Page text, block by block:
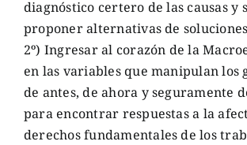
diagnóstico certero de las causas y
proponer alternativas de
2º) Ingresar al corazón de la
en las variables que manipulan los
de antes, de ahora y seguramente
para encontrar respuestas a la
derechos fundamentales de los